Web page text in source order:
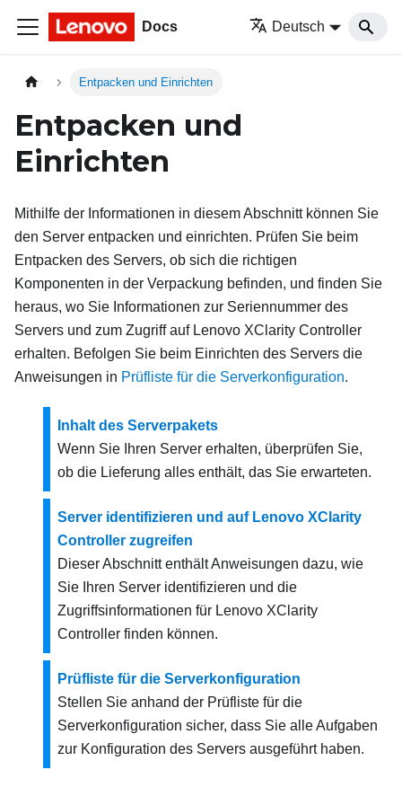
Docs Deutsch
Entpacken und Einrichten
Entpacken und
Einrichten
Mithilfe der Informationen in diesem Abschnitt können Sie
den Server entpacken und einrichten. Prüfen Sie beim
Entpacken des Servers, ob sich die richtigen
Komponenten in der Verpackung befinden, und finden Sie
heraus, wo Sie Informationen zur Seriennummer des
Servers und zum Zugriff auf Lenovo XClarity Controller
erhalten. Befolgen Sie beim Einrichten des Servers die
Anweisungen in Prüfliste für die Serverkonfiguration.
Inhalt des Serverpakets
Wenn Sie Ihren Server erhalten, überprüfen Sie,
ob die Lieferung alles enthält, das Sie erwarteten.
Server identifizieren und auf Lenovo XClarity
Controller zugreifen
Dieser Abschnitt enthält Anweisungen dazu, wie
Sie Ihren Server identifizieren und die
Zugriffsinformationen für Lenovo XClarity
Controller finden können.
Prüfliste für die Serverkonfiguration
Stellen Sie anhand der Prüfliste für die
Serverkonfiguration sicher, dass Sie alle Aufgaben
zur Konfiguration des Servers ausgeführt haben.